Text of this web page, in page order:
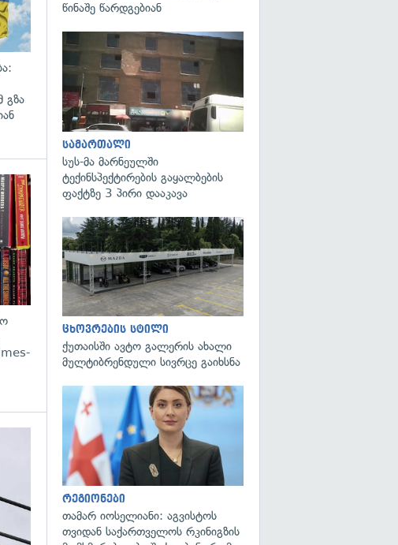
გზა
გადახედვა
გადახედვა
წინაშე წარდგებიან
სამართალი
სუს-მა მარნეულში
ტექინსპექტირების გაყალბების
ფაქტზე 3 პირი დააკავა
ცხოვრების სტილი
ქუთაისში ავტო გალერის ახალი
მულტიბრენდული სივრცე გაიხსნა
რეგიონები
თამარ იოსელიანი: აგვისტოს
თვიდან საქართველოს რკინიგზის